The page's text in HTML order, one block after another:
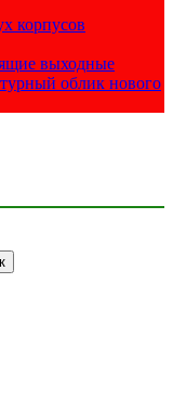
корпусов
выходные
облик нового